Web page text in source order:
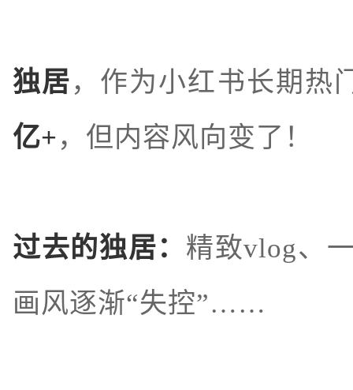
独居 ，作为小红书长期热
亿+ ，但内容风向变了！
过去的独居： 精致vlog、
画风逐渐“失控”……